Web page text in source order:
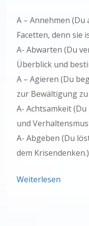
A – Annehmen
Facetten, denn sie
A- Abwarten (Du
Überblick und
A – Agieren (Du
zur Bewältigung
A- Achtsamkeit
und
A- Abgeben (Du
dem Krisendenken.)
Weiterlesen